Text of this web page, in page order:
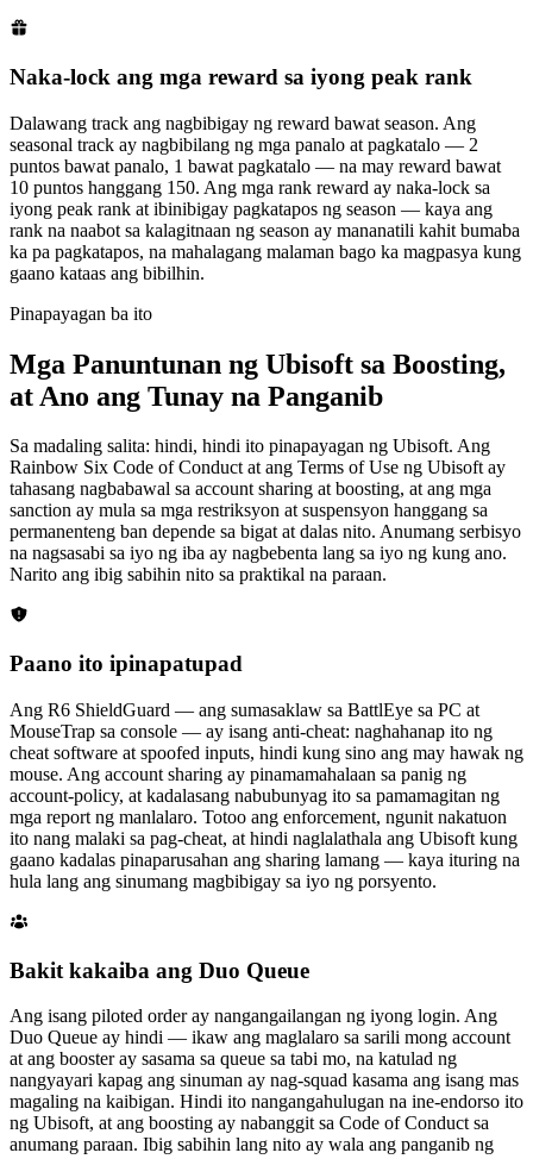
Naka-lock ang mga reward sa iyong peak rank
Dalawang track ang nagbibigay ng reward bawat season. Ang
seasonal track ay nagbibilang ng mga panalo at pagkatalo — 2
puntos bawat panalo, 1 bawat pagkatalo — na may reward bawat
10 puntos hanggang 150. Ang mga rank reward ay naka-lock sa
iyong peak rank at ibinibigay pagkatapos ng season — kaya ang
rank na naabot sa kalagitnaan ng season ay mananatili kahit bumaba
ka pa pagkatapos, na mahalagang malaman bago ka magpasya kung
gaano kataas ang bibilhin.
Pinapayagan ba ito
Mga Panuntunan ng Ubisoft sa Boosting,
at Ano ang Tunay na Panganib
Sa madaling salita: hindi, hindi ito pinapayagan ng Ubisoft. Ang
Rainbow Six Code of Conduct at ang Terms of Use ng Ubisoft ay
tahasang nagbabawal sa account sharing at boosting, at ang mga
sanction ay mula sa mga restriksyon at suspensyon hanggang sa
permanenteng ban depende sa bigat at dalas nito. Anumang serbisyo
na nagsasabi sa iyo ng iba ay nagbebenta lang sa iyo ng kung ano.
Narito ang ibig sabihin nito sa praktikal na paraan.
Paano ito ipinapatupad
Ang R6 ShieldGuard — ang sumasaklaw sa BattlEye sa PC at
MouseTrap sa console — ay isang anti-cheat: naghahanap ito ng
cheat software at spoofed inputs, hindi kung sino ang may hawak ng
mouse. Ang account sharing ay pinamamahalaan sa panig ng
account-policy, at kadalasang nabubunyag ito sa pamamagitan ng
mga report ng manlalaro. Totoo ang enforcement, ngunit nakatuon
ito nang malaki sa pag-cheat, at hindi naglalathala ang Ubisoft kung
gaano kadalas pinaparusahan ang sharing lamang — kaya ituring na
hula lang ang sinumang magbibigay sa iyo ng porsyento.
Bakit kakaiba ang Duo Queue
Ang isang piloted order ay nangangailangan ng iyong login. Ang
Duo Queue ay hindi — ikaw ang maglalaro sa sarili mong account
at ang booster ay sasama sa queue sa tabi mo, na katulad ng
nangyayari kapag ang sinuman ay nag-squad kasama ang isang mas
magaling na kaibigan. Hindi ito nangangahulugan na ine-endorso ito
ng Ubisoft, at ang boosting ay nabanggit sa Code of Conduct sa
anumang paraan. Ibig sabihin lang nito ay wala ang panganib ng